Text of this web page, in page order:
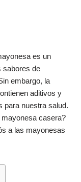
es un
sabores de
embargo, la
aditivos y
para nuestra salud.
mayonesa casera?
a las mayonesas